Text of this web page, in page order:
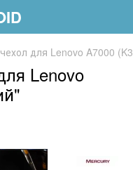
для Lenovo A7000
Lenovo